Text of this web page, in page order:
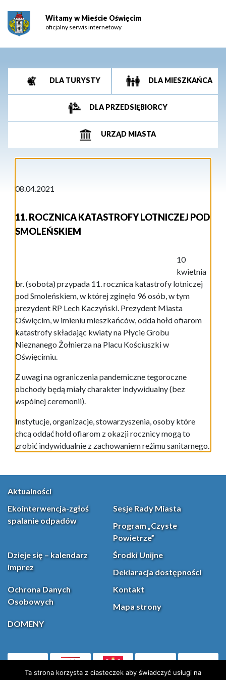
Witamy w Mieście Oświęcim
oficjalny serwis internetowy
DLA TURYSTY DLA MIESZKAŃCA
DLA PRZEDSIĘBIORCY
URZĄD MIASTA
08.04.2021
11. ROCZNICA KATASTROFY LOTNICZEJ POD
SMOLEŃSKIEM
10
kwietnia
br. (sobota) przypada 11. rocznica katastrofy lotniczej
pod Smoleńskiem, w której zginęło 96 osób, w tym
prezydent RP Lech Kaczyński. Prezydent Miasta
Oświęcim, w imieniu mieszkańców, odda hołd ofiarom
katastrofy składając kwiaty na Płycie Grobu
Nieznanego Żołnierza na Placu Kościuszki w
Oświęcimiu.
Z uwagi na ograniczenia pandemiczne tegoroczne
obchody będą miały charakter indywidualny (bez
wspólnej ceremonii).
Instytucje, organizacje, stowarzyszenia, osoby które
chcą oddać hołd ofiarom z okazji rocznicy mogą to
zrobić indywidualnie z zachowaniem reżimu sanitarnego.
Aktualności
Ekointerwencja-zgłoś
spalanie odpadów
Sesje Rady Miasta
Program „Czyste
Powietrze”
Dzieje się – kalendarz
imprez
Środki Unijne
Deklaracja dostępności
Ochrona Danych
Osobowych
Kontakt
Mapa strony
DOMENY
(otwiera się w nowej karcie)Facebook
Ta strona korzysta z ciasteczek aby świadczyć usługi na